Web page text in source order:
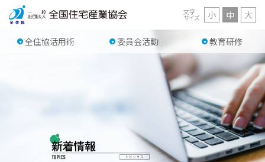
全住協活用術 委員会活動 教育研修
文字
サイズ 小 中 大